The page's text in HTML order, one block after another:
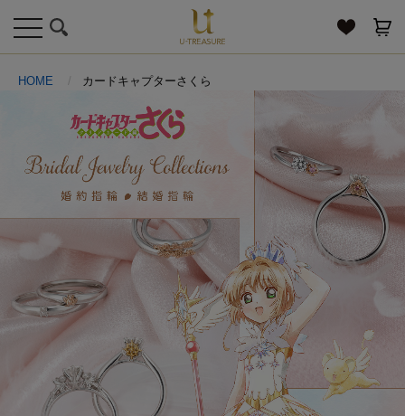
toggle
navigation
HOME カードキャプターさくら